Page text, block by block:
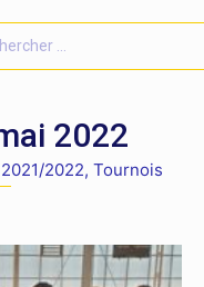
2022
2022, Tournois